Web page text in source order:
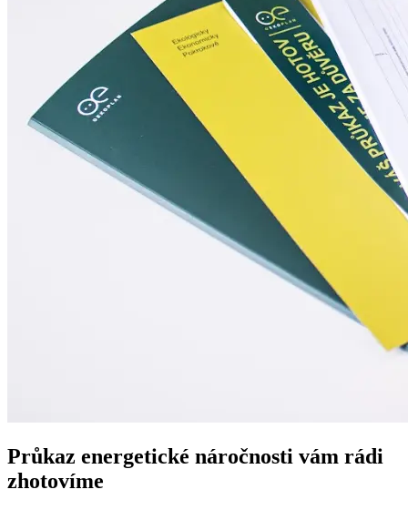
Průkaz energetické náročnosti vám rádi
zhotovíme